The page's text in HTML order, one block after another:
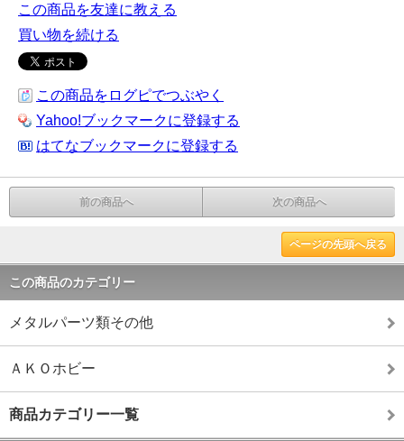
この商品を友達に教える
買い物を続ける
この商品をログピでつぶやく
Yahoo!ブックマークに登録する
はてなブックマークに登録する
前の商品へ 次の商品へ
ページの先頭へ戻る
この商品のカテゴリー
メタルパーツ類その他
ＡＫＯホビー
商品カテゴリー一覧